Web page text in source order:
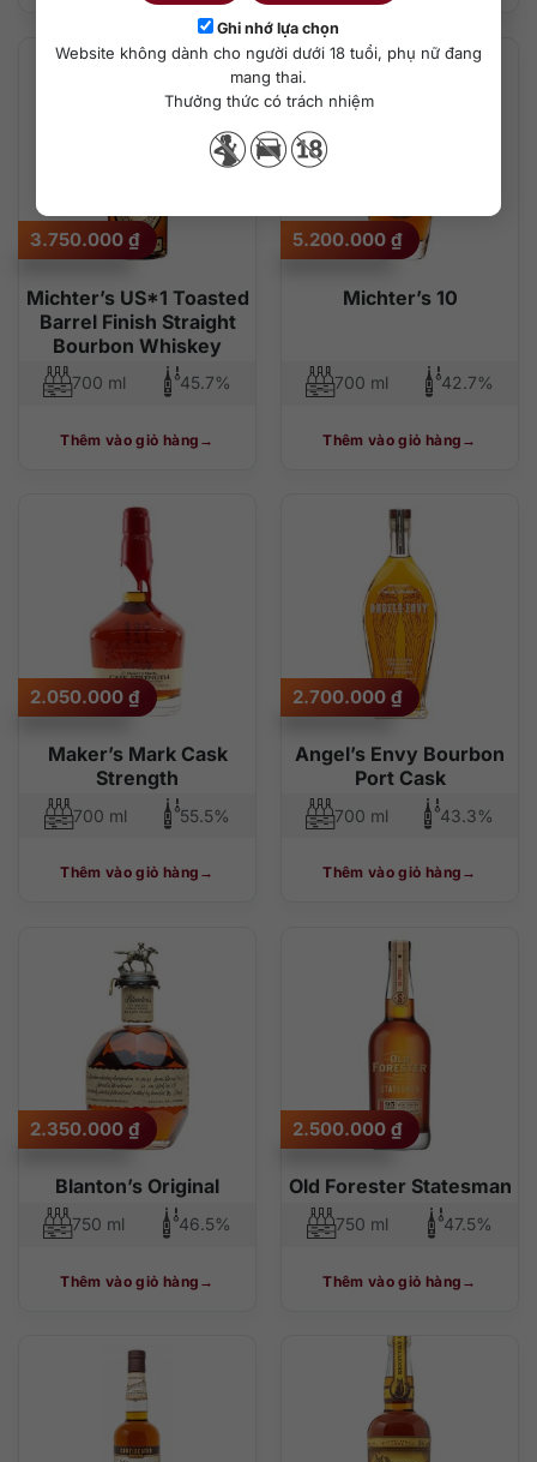
Ghi nhớ lựa chọn
Website không dành cho người dưới 18 tuổi, phụ nữ đang
mang thai.
Thưởng thức có trách nhiệm
Michter’s US*1 Toasted
Barrel Finish Straight
Bourbon Whiskey
3.750.000 ₫
700 ml 45.7%
Thêm vào giỏ hàng
Michter’s 10
5.200.000 ₫
700 ml 42.7%
Thêm vào giỏ hàng
Maker’s Mark Cask
Strength
2.050.000 ₫
700 ml 55.5%
Thêm vào giỏ hàng
Angel’s Envy Bourbon
Port Cask
2.700.000 ₫
700 ml 43.3%
Thêm vào giỏ hàng
Blanton’s Original
2.350.000 ₫
750 ml 46.5%
Thêm vào giỏ hàng
Old Forester Statesman
2.500.000 ₫
750 ml 47.5%
Thêm vào giỏ hàng